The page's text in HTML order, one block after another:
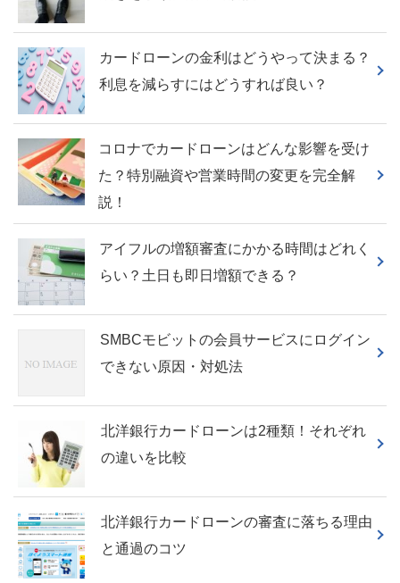
カードローンの金利はどうやって決まる？
利息を減らすにはどうすれば良い？
コロナでカードローンはどんな影響を受け
た？特別融資や営業時間の変更を完全解
説！
アイフルの増額審査にかかる時間はどれく
らい？土日も即日増額できる？
SMBCモビットの会員サービスにログイン
できない原因・対処法
北洋銀行カードローンは2種類！それぞれ
の違いを比較
北洋銀行カードローンの審査に落ちる理由
と通過のコツ